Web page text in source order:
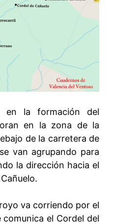
en la formación del
en la zona de la
de la carretera de
van agrupando para
la dirección hacia el
va corriendo por el
el Cordel del